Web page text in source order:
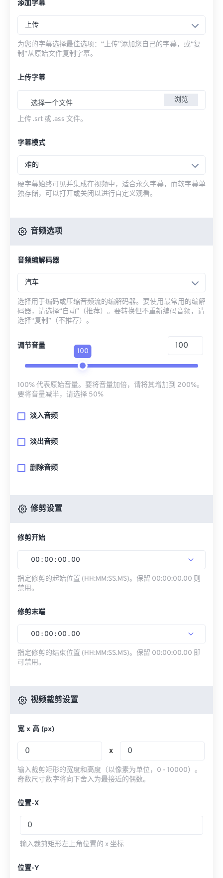
添加字幕
上传
为您的字幕选择最佳选项：“上传”添加您自己的字幕，或“复
制”从原始文件复制字幕。
上传字幕
选择一个文件 浏览
上传 .srt 或 .ass 文件。
字幕模式
难的
硬字幕始终可见并集成在视频中，适合永久字幕，而软字幕单
独存储，可以打开或关闭以进行自定义观看。
音频选项
音频编解码器
汽车
选择用于编码或压缩音频流的编解码器。要使用最常用的编解
码器，请选择“自动”（推荐）。要转换但不重新编码音频，请
选择“复制”（不推荐）。
调节音量
100
100% 代表原始音量。要将音量加倍，请将其增加到 200%。
要将音量减半，请选择 50%
淡入音频
淡出音频
删除音频
修剪设置
修剪开始
00 : 00 : 00 . 00
指定修剪的起始位置 (HH:MM:SS.MS)。保留 00:00:00.00 则
禁用。
修剪末端
00 : 00 : 00 . 00
指定修剪的结束位置 (HH:MM:SS.MS)。保留 00:00:00.00 即
可禁用。
视频裁剪设置
宽 x 高 (px)
x
输入裁剪矩形的宽度和高度（以像素为单位，0 - 10000）。
奇数尺寸数字将向下舍入为最接近的偶数。
位置-X
输入裁剪矩形左上角位置的 x 坐标
位置-Y